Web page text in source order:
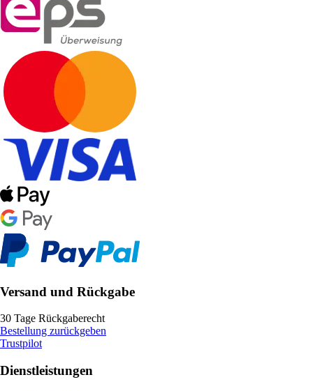
Versand und Rückgabe
30 Tage Rückgaberecht
Bestellung zurückgeben
Trustpilot
Dienstleistungen